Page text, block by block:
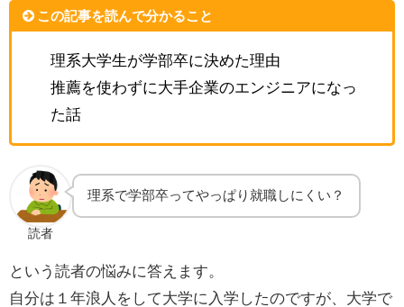
この記事を読んで分かること
理系大学生が学部卒に決めた理由
推薦を使わずに大手企業のエンジニアになっ
た話
読者
理系で学部卒ってやっぱり就職しにくい？
という読者の悩みに答えます。
自分は１年浪人をして大学に入学したのですが、大学で